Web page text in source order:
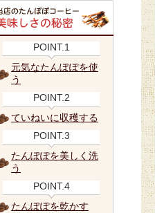
POINT.1
元気なたんぽぽを使
う
POINT.2
ていねいに収穫する
POINT.3
たんぽぽを美しく洗
う
POINT.4
たんぽぽを乾かす